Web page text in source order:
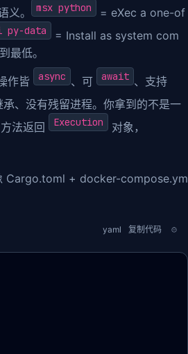
义。 msx python
= eXec a one-of
py-data
= Install as system com
低。
作皆 async 、可 await 、支持
、没有残留进程。你拿到的不是一
方法返回 Execution 对象，
Cargo.toml + docker-compose.ym
yaml 复制代码